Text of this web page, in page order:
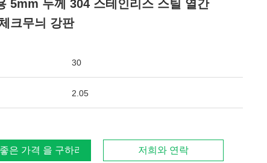
5mm 두께 304 스테인리스 스틸 열간
크무늬 강판
30
2.05
좋은 가격 을 구하라 저희와 연락